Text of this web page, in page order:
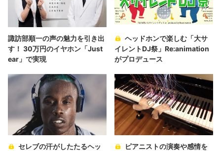
諏訪部順一の声の魅力を引き出
す！ 30万円のイヤホン「Just
ear」で実現
ヘッドホンで楽しむ「大サ
イレントDJ祭」Re:animation
がプロデュース
セレブの汗がしたたるヘッ ピアニストの演奏や感情を